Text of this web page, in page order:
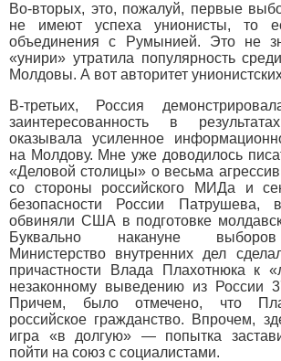
Во-вторых, это, пожалуй, первые
не имеют успеха унионисты, то
объединения с Румынией. Это не
«унири» утратила популярность
Молдовы. А вот авторитет
В-третьих, Россия
заинтересованность в
оказывала усиленное
на Молдову. Мне уже доводилось
«Деловой столицы» о весьма
со стороны российского МИДа и
безопасности России Патрушева,
обвиняли США в подготовке
Буквально накануне
Министерство внутренних дел
причастности Влада Плахотнюка к
незаконному выведению из России
Причем, было отмечено, что
российское гражданство. Впрочем,
игра «в долгую» — попытка
пойти на союз с социалистами.